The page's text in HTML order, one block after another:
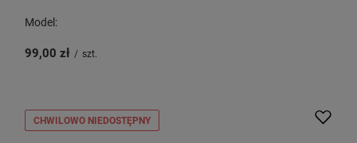
Model:
99,00 zł / szt.
CHWILOWO NIEDOSTĘPNY